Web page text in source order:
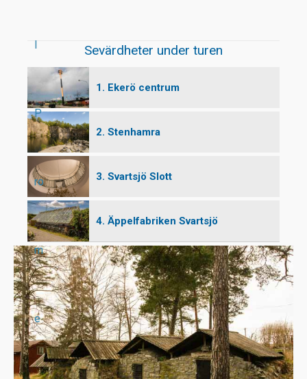
l
P
ro
m
e
Sevärdheter under turen
1. Ekerö centrum
2. Stenhamra
3. Svartsjö Slott
4. Äppelfabriken Svartsjö